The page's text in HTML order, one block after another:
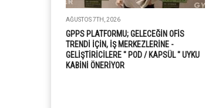
AĞUSTOS 7TH, 2026
GPPS PLATFORMU; GELECEĞİN OFİS
TRENDİ İÇİN, İŞ MERKEZLERİNE -
GELİŞTİRİCİLERE " POD / KAPSÜL " UYKU
KABİNİ ÖNERİYOR